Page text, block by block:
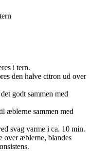
i tern.
den halve citron ud over
godt sammen med
æblerne sammen med
svag varme i ca. 10 min.
over æblerne, blandes